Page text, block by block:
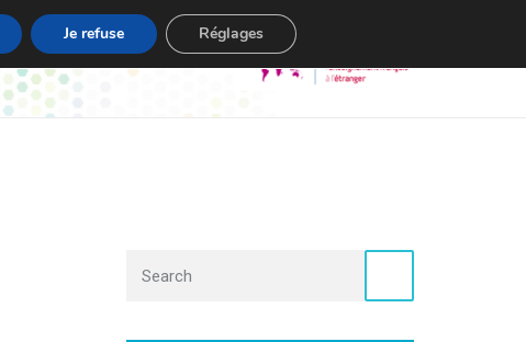
Contact
Je refuse Réglages